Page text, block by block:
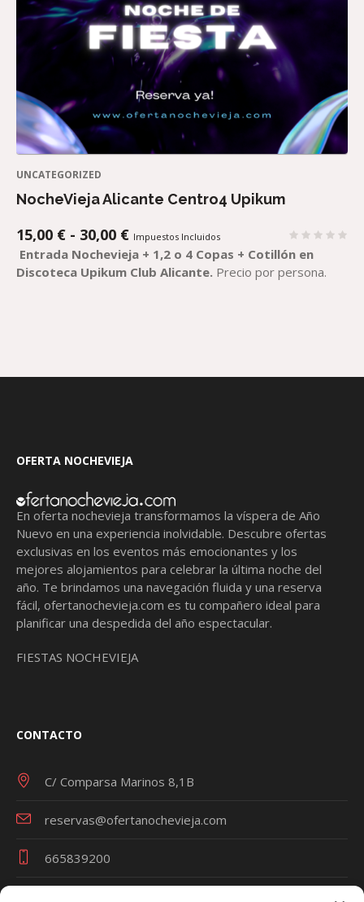
UNCATEGORIZED
NocheVieja Alicante Centro4 Upikum
15,00 € - 30,00 €RANGO
DE
PRECIOS:
Impuestos Incluidos
Entrada Nochevieja + 1,2 o 4 Copas + Cotillón en
Discoteca Upikum Club Alicante. Precio por persona.
OFERTA NOCHEVIEJA
En oferta nochevieja transformamos la víspera de Año
Nuevo en una experiencia inolvidable. Descubre ofertas
exclusivas en los eventos más emocionantes y los
mejores alojamientos para celebrar la última noche del
año. Te brindamos una navegación fluida y una reserva
fácil,ofertanochevieja.com es tu compañero ideal para
planificar una despedida del año espectacular.
FIESTAS NOCHEVIEJA
CONTACTO
C/ Comparsa Marinos 8,1B
reservas@ofertanochevieja.com
665839200